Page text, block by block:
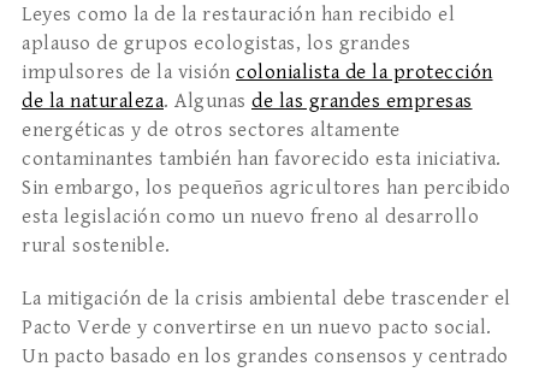
Leyes como la de la restauración han recibido el
aplauso de grupos ecologistas, los grandes
impulsores de la visión colonialista de la protección
de la naturaleza. Algunas de las grandes empresas
energéticas y de otros sectores altamente
contaminantes también han favorecido esta iniciativa.
Sin embargo, los pequeños agricultores han percibido
esta legislación como un nuevo freno al desarrollo
rural sostenible.
La mitigación de la crisis ambiental debe trascender el
Pacto Verde y convertirse en un nuevo pacto social.
Un pacto basado en los grandes consensos y centrado